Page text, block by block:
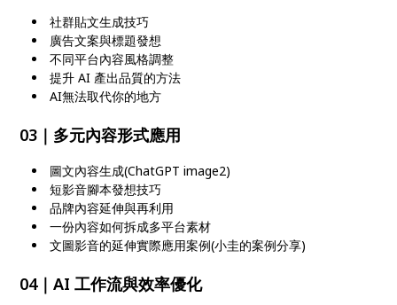
社群貼文生成技巧
廣告文案與標題發想
不同平台內容風格調整
提升 AI 產出品質的方法
AI無法取代你的地方
03｜多元內容形式應用
圖文內容生成(ChatGPT image2)
短影音腳本發想技巧
品牌內容延伸與再利用
一份內容如何拆成多平台素材
文圖影音的延伸實際應用案例(小圭的案例分享)
04｜AI 工作流與效率優化